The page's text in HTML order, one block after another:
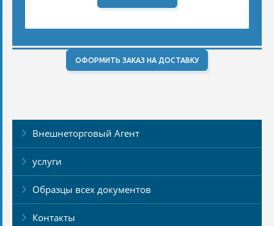
ОФОРМИТЬ ЗАКАЗ НА ДОСТАВКУ
Внешнеторговый Агент
услуги
Образцы всех документов
Контакты